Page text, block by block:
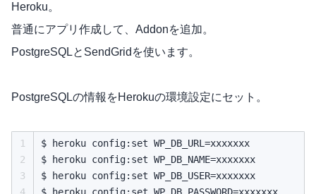
Heroku。
普通にアプリ作成して、Addonを追加。
PostgreSQLとSendGridを使います。
PostgreSQLの情報をHerokuの環境設定にセット。
1
2
3
$ heroku config:set WP_DB_URL=xxxxxxx
$ heroku config:set WP_DB_NAME=xxxxxxx
$ heroku config:set WP_DB_USER=xxxxxxx